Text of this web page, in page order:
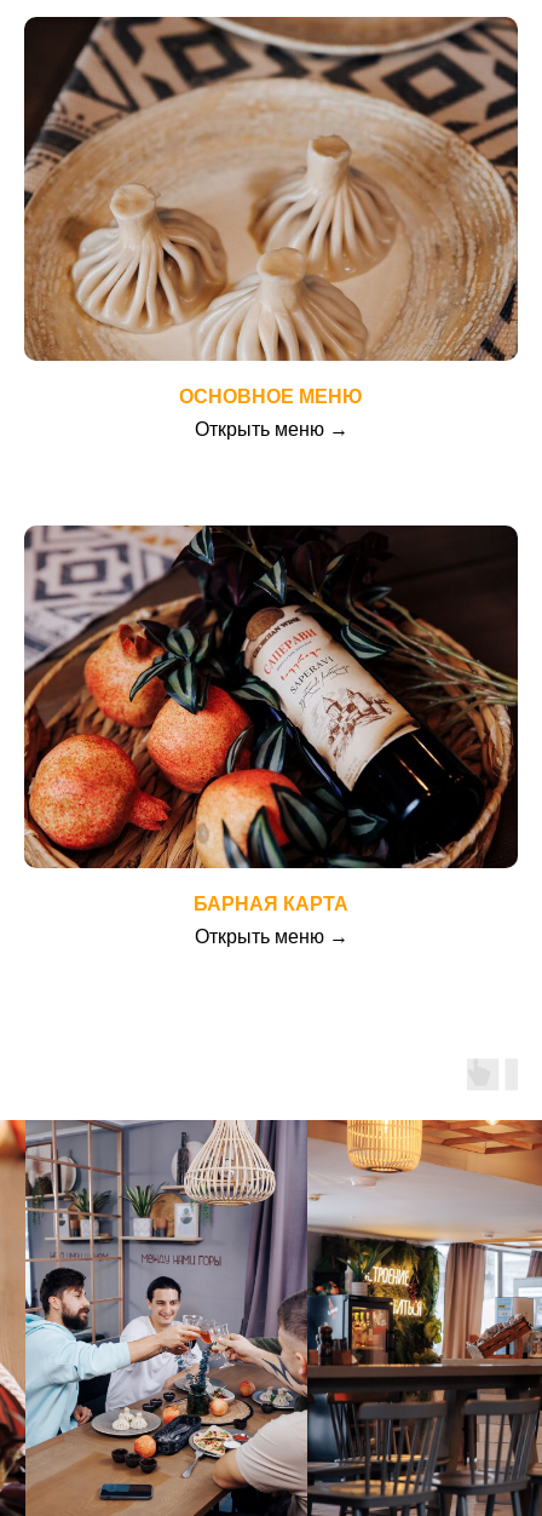
ОСНОВНОЕ МЕНЮ
Открыть меню →
БАРНАЯ КАРТА
Открыть меню →